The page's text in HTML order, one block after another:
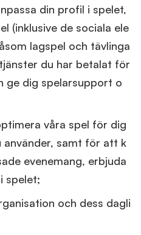
din profil i spelet,
(inklusive de sociala ele
lagspel och tävlinga
du har betalat för
ge dig spelarsupport o
våra spel för dig
använder, samt för att k
evenemang, erbjuda
spelet;
och dess dagli